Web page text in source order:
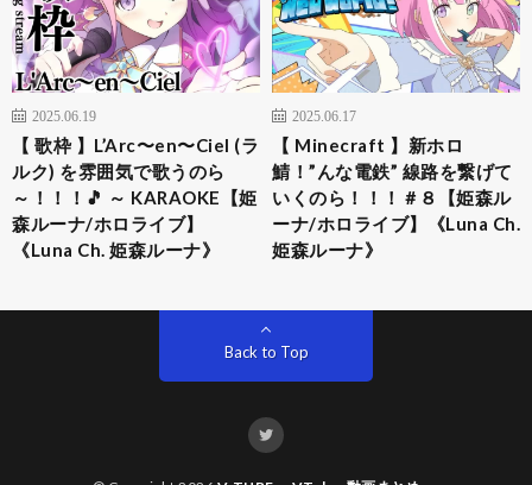
2025.06.19
【 歌枠 】L’Arc〜en〜Ciel (ラ
ルク) を雰囲気で歌うのら
～！！！🎵 ～ KARAOKE【姫
森ルーナ/ホロライブ】
《Luna Ch. 姫森ルーナ》
2025.06.17
【 Minecraft 】新ホロ
鯖！”んな電鉄” 線路を繋げて
いくのら！！！＃８【姫森ル
ーナ/ホロライブ】《Luna Ch.
姫森ルーナ》
Back to Top